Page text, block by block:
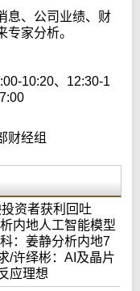
息、公司业绩、财
专家分析。
10:20、12:30-1
财经组
投资者获利回吐
内地人工智能模型
：姜静分析内地7
/许绎彬：AI及晶片
应理想